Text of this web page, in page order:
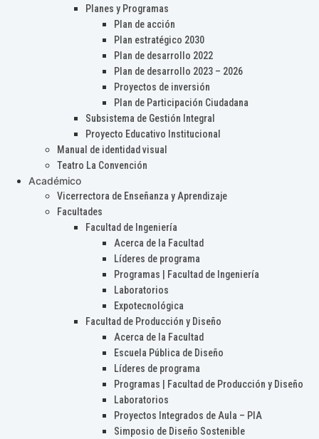
Planes y Programas
Plan de acción
Plan estratégico 2030
Plan de desarrollo 2022
Plan de desarrollo 2023 – 2026
Proyectos de inversión
Plan de Participación Ciudadana
Subsistema de Gestión Integral
Proyecto Educativo Institucional
Manual de identidad visual
Teatro La Convención
Académico
Vicerrectora de Enseñanza y Aprendizaje
Facultades
Facultad de Ingeniería
Acerca de la Facultad
Líderes de programa
Programas | Facultad de Ingeniería
Laboratorios
Expotecnológica
Facultad de Producción y Diseño
Acerca de la Facultad
Escuela Pública de Diseño
Líderes de programa
Programas | Facultad de Producción y Diseño
Laboratorios
Proyectos Integrados de Aula – PIA
Simposio de Diseño Sostenible